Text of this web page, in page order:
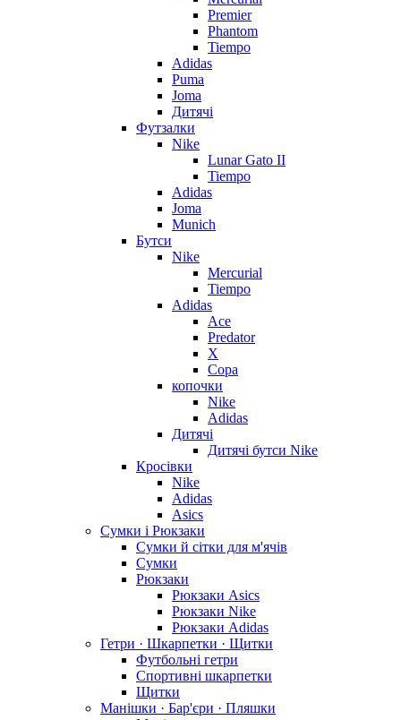
Premier
Phantom
Tiempo
Adidas
Puma
Joma
Дитячі
Футзалки
Nike
Lunar Gato II
Tiempo
Adidas
Joma
Munich
Бутси
Nike
Mercurial
Tiempo
Adidas
Ace
Predator
X
Copa
копочки
Nike
Adidas
Дитячі
Дитячі бутси Nike
Кросівки
Nike
Adidas
Asics
Сумки і Рюкзаки
Сумки й сітки для м'ячів
Сумки
Рюкзаки
Рюкзаки Asics
Рюкзаки Nike
Рюкзаки Adidas
Гетри · Шкарпетки · Щитки
Футбольні гетри
Спортивні шкарпетки
Щитки
Манішки · Бар'єри · Пляшки